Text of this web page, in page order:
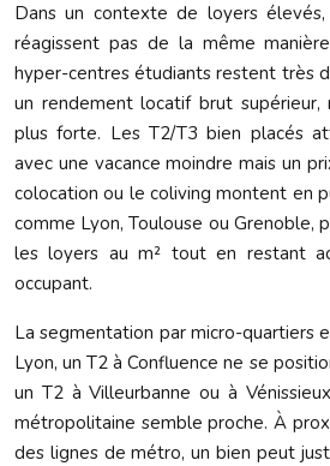
Dans un contexte de loyers
réagissent pas de la même
hyper-centres étudiants restent très
un rendement locatif brut supérieur,
plus forte. Les T2/T3 bien placés
avec une vacance moindre mais un
colocation ou le coliving montent en
comme Lyon, Toulouse ou Grenoble,
les loyers au m² tout en restant
occupant.
La segmentation par micro-quartiers
Lyon, un T2 à Confluence ne se
un T2 à Villeurbanne ou à
métropolitaine semble proche. À
des lignes de métro, un bien peut